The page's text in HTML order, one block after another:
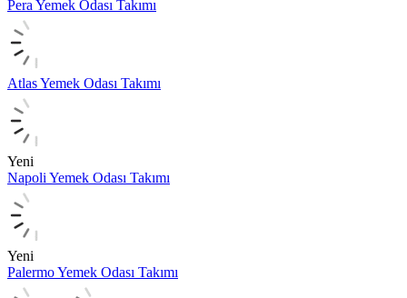
Pera Yemek Odası Takımı
Atlas Yemek Odası Takımı
Yeni
Napoli Yemek Odası Takımı
Yeni
Palermo Yemek Odası Takımı